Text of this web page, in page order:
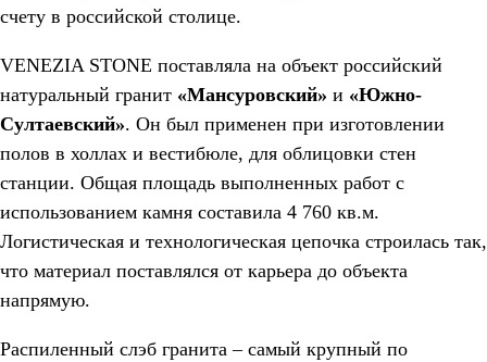
счету в российской столице.
VENEZIA STONE поставляла на объект российский
натуральный гранит «Мансуровский» и «Южно-
Султаевский». Он был применен при изготовлении
полов в холлах и вестибюле, для облицовки стен
станции. Общая площадь выполненных работ с
использованием камня составила 4 760 кв.м.
Логистическая и технологическая цепочка строилась так,
что материал поставлялся от карьера до объекта
напрямую.
Распиленный слэб гранита – самый крупный по